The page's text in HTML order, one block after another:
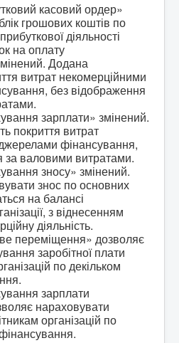
касовий ордер»
грошових коштів по
діяльності
на оплату
Додана
витрат некомерційними
без відображення
зарплати» змінений.
покриття витрат
фінансування,
за валовими витратами.
зносу» змінений.
знос по основних
на балансі
з віднесенням
діяльність.
переміщення» дозволяє
заробітної плати
по декільком
зарплати
нараховувати
організацій по